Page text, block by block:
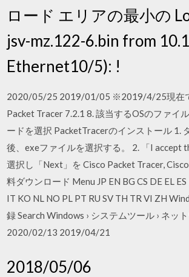
ロード エリアの最小の
jsv-mz.122-6.bin from
Ethernet10/5): !
2020/05/25 2019/01/05 ※2019/4/25現在
Packet Tracer 7.2.1 8. 該当するOSのファイ
ードを選択 PacketTracerのインストール 1.
後、exeファイルを選択する。 2. 「I accept
選択し「Next」を Cisco Packet Tracer,
料ダウンロード Menu JP EN BG CS DE EL
IT KO NL NO PL PT RU SV TH TR VI ZH
録 Search Windows › システムツール › ネッ
2020/02/13 2019/04/21
2018/05/06